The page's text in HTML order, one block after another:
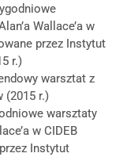
Wallace’a w
przez Instytut
r.)
warsztat z
(2015 r.)
warsztaty
w CIDEB
Instytut